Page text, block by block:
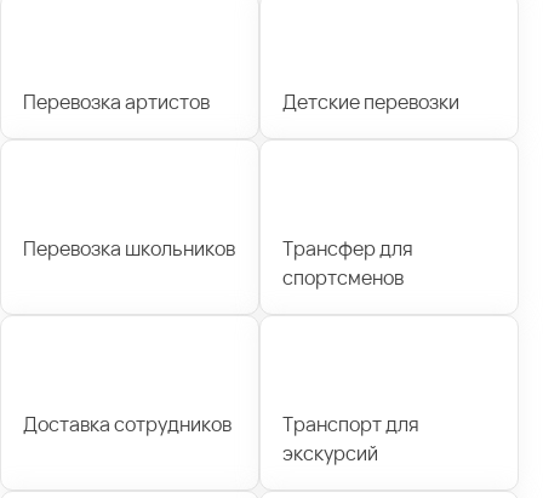
Перевозка артистов Детские перевозки
Перевозка школьников
Трансфер для
спортсменов
Доставка сотрудников
Транспорт для
экскурсий